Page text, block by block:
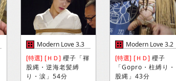
Modern Love 3.3
[特選] [ＨＤ] 櫻子「褌
股縄・逆海老髪縛
り・涙」54分
Modern Love 3.2
[特選] [ＨＤ] 櫻子
「Gopro・柱縛り・
股縄」43分